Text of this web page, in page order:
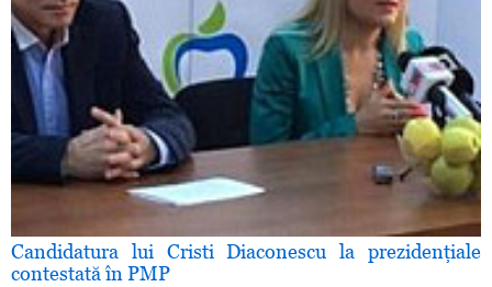
Candidatura lui Cristi Diaconescu la prezidenţiale
contestată în PMP